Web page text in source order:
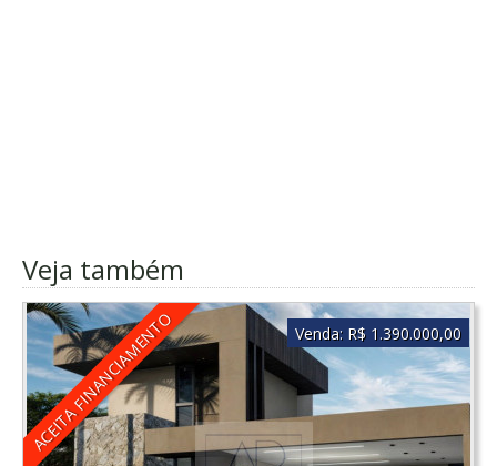
Veja também
ACEITA FINANCIAMENTO Venda: R$ 1.390.000,00